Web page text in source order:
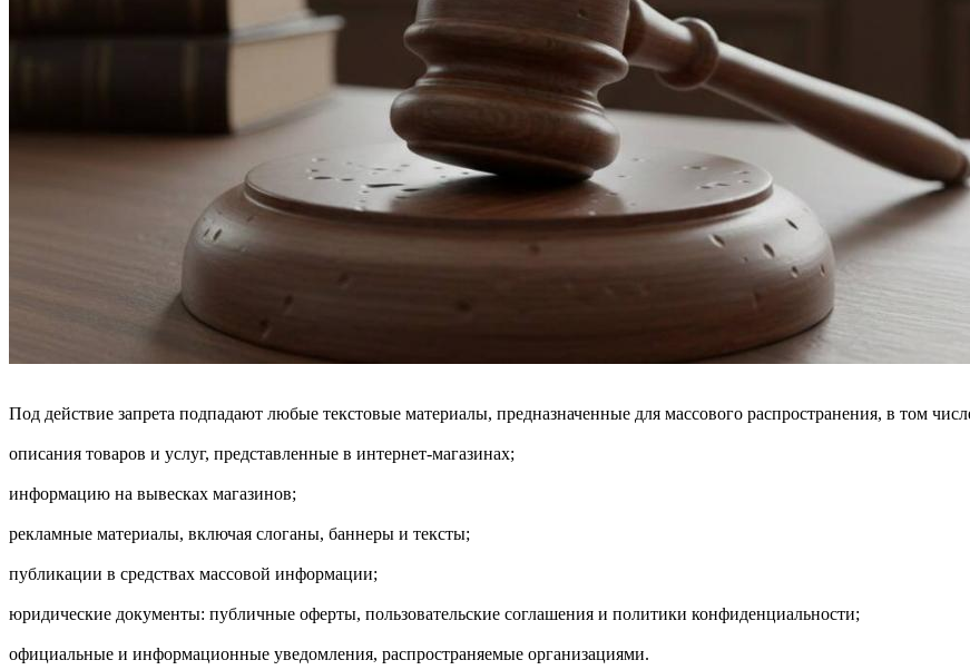
Под действие запрета подпадают любые текстовые материалы, предназначенные для массового распространения, в том
описания товаров и услуг, представленные в интернет-магазинах;
информацию на вывесках магазинов;
рекламные материалы, включая слоганы, баннеры и тексты;
публикации в средствах массовой информации;
юридические документы: публичные оферты, пользовательские соглашения и политики конфиденциальности;
официальные и информационные уведомления, распространяемые организациями.